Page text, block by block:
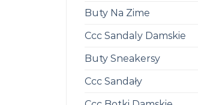
Buty Na Zime
Ccc Sandaly Damskie
Buty Sneakersy
Ccc Sandały